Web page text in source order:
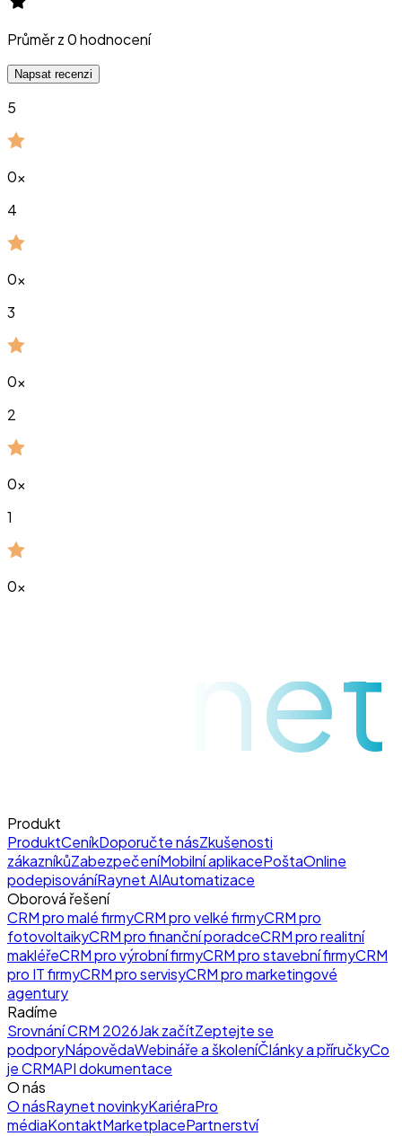
Průměr z0hodnocení
Napsat recenzi
5
0x
4
0x
3
0x
2
0x
1
0x
raynet
Produkt
ProduktCeníkDoporučte násZkušenosti
zákazníkůZabezpečeníMobilní aplikacePoštaOnline
podepisováníRaynet AIAutomatizace
Oborová řešení
CRM pro malé firmyCRM pro velké firmyCRM pro
fotovoltaikyCRM pro finanční poradceCRM pro realitní
makléřeCRM pro výrobní firmyCRM pro stavební firmyCRM
pro IT firmyCRM pro servisyCRM pro marketingové
agentury
Radíme
Srovnání CRM 2026Jak začítZeptejte se
podporyNápovědaWebináře a školeníČlánky a příručkyCo
je CRMAPI dokumentace
O nás
O násRaynet novinkyKariéraPro
médiaKontaktMarketplacePartnerství